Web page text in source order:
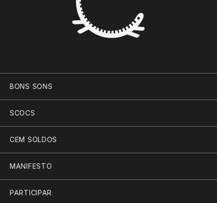
BONS SONS
SCOCS
CEM SOLDOS
MANIFESTO
PARTICIPAR